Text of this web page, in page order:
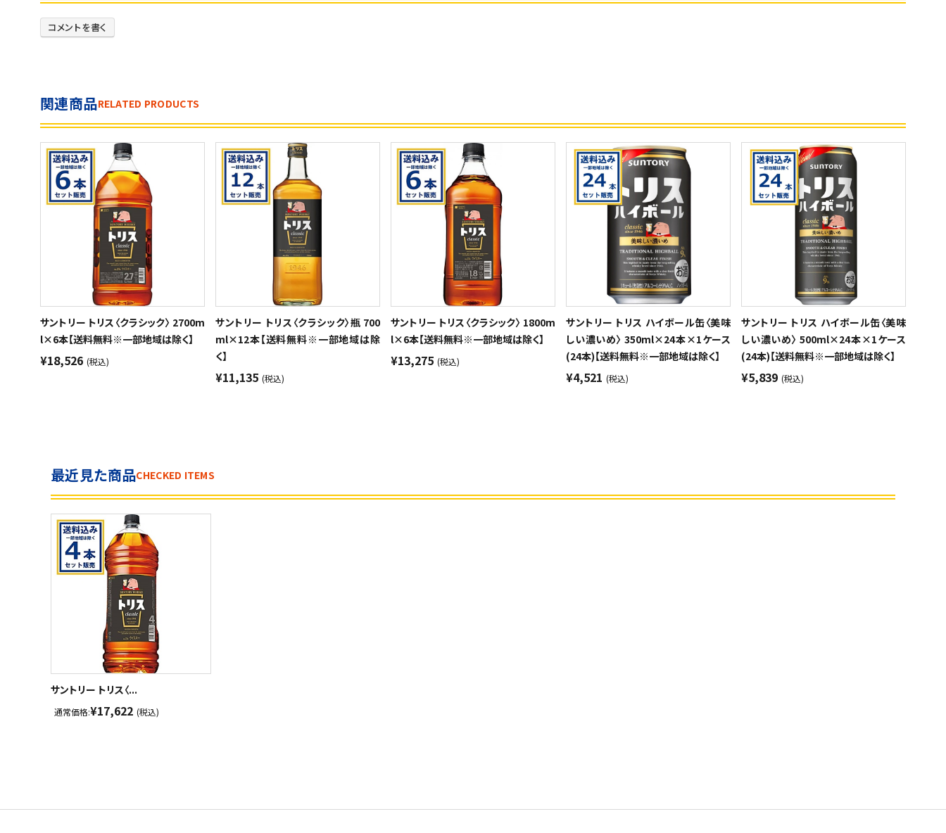
コメントを書く
関連商品RELATED PRODUCTS
サントリー トリス〈クラシック〉 2700m
l×6本【送料無料※一部地域は除く】
¥18,526 (税込)
サントリー トリス〈クラシック〉瓶 700
ml×12本【送料無料※一部地域は除
く】
¥11,135 (税込)
サントリー トリス〈クラシック〉 1800m
l×6本【送料無料※一部地域は除く】
¥13,275 (税込)
サントリー トリス ハイボール缶〈美味
しい濃いめ〉 350ml×24本×1ケース
(24本)【送料無料※一部地域は除く】
¥4,521 (税込)
サントリー トリス ハイボール缶〈美味
しい濃いめ〉 500ml×24本×1ケース
(24本)【送料無料※一部地域は除く】
¥5,839 (税込)
最近見た商品CHECKED ITEMS
サントリー トリス〈...
通常価格:¥17,622 (税込)